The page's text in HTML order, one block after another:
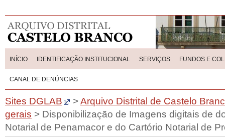
INÍCIO IDENTIFICAÇÃO INSTITUCIONAL SERVIÇOS FUNDOS E
CANAL DE DENÚNCIAS
Sites DGLAB >Arquivo Distrital de Castelo
gerais > Disponibilização de Imagens digitais de
Notarial de Penamacor e do Cartório Notarial de